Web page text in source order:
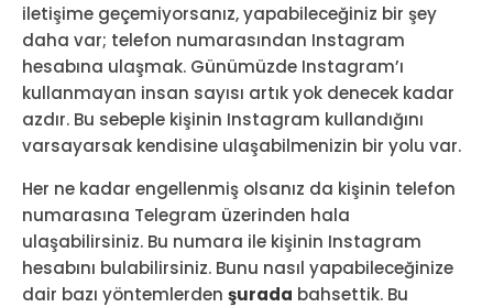
iletişime geçemiyorsanız, yapabileceğiniz bir şey
daha var; telefon numarasından Instagram
hesabına ulaşmak. Günümüzde Instagram’ı
kullanmayan insan sayısı artık yok denecek kadar
azdır. Bu sebeple kişinin Instagram kullandığını
varsayarsak kendisine ulaşabilmenizin bir yolu var.
Her ne kadar engellenmiş olsanız da kişinin telefon
numarasına Telegram üzerinden hala
ulaşabilirsiniz. Bu numara ile kişinin Instagram
hesabını bulabilirsiniz. Bunu nasıl yapabileceğinize
dair bazı yöntemlerden şurada bahsettik. Bu